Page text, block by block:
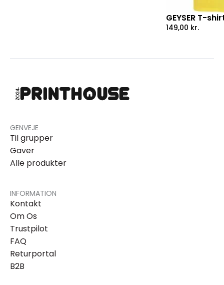
GEYSER T-
149,00 kr.
GENVEJE
Til grupper
Gaver
Alle produkter
INFORMATION
Kontakt
Om Os
Trustpilot
FAQ
Returportal
B2B